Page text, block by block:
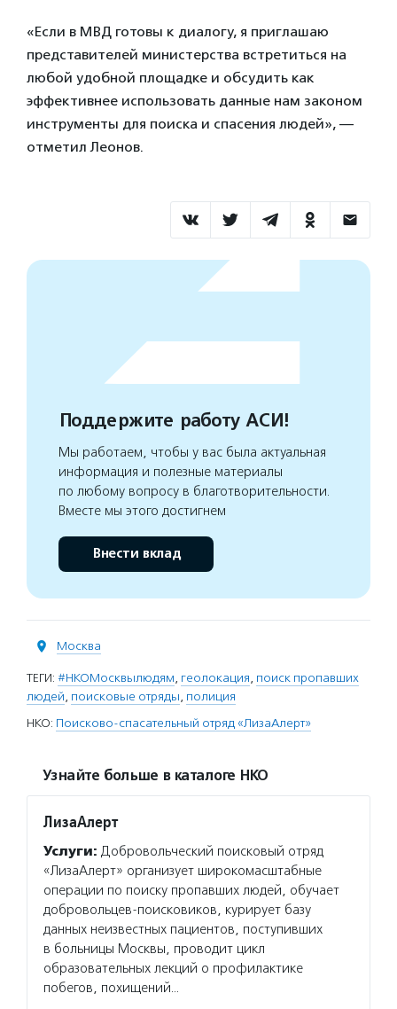
«Если в МВД готовы к диалогу, я приглашаю
представителей министерства встретиться на
любой удобной площадке и обсудить как
эффективнее использовать данные нам законом
инструменты для поиска и спасения людей», —
отметил Леонов.
Поддержите работу АСИ!
Мы работаем, чтобы у вас была актуальная
информация и полезные материалы
по любому вопросу в благотворительности.
Вместе мы этого достигнем
Внести вклад
Москва
ТЕГИ: #НКОМосквылюдям, геолокация, поиск пропавших
людей, поисковые отряды, полиция
НКО: Поисково-спасательный отряд «ЛизаАлерт»
Узнайте больше в каталоге НКО
ЛизаАлерт
Услуги: Добровольческий поисковый отряд
«ЛизаАлерт» организует широкомасштабные
операции по поиску пропавших людей, обучает
добровольцев-поисковиков, курирует базу
данных неизвестных пациентов, поступивших
в больницы Москвы, проводит цикл
образовательных лекций о профилактике
побегов, похищений…